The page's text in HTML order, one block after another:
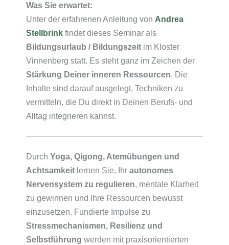
Was Sie erwartet:
Unter der erfahrenen Anleitung von Andrea
Stellbrink findet dieses Seminar als
Bildungsurlaub / Bildungszeit im Kloster
Vinnenberg statt. Es steht ganz im Zeichen der
Stärkung Deiner inneren Ressourcen. Die
Inhalte sind darauf ausgelegt, Techniken zu
vermitteln, die Du direkt in Deinen Berufs- und
Alltag integrieren kannst.
Durch Yoga, Qigong, Atemübungen und
Achtsamkeit lernen Sie, Ihr autonomes
Nervensystem zu regulieren, mentale Klarheit
zu gewinnen und Ihre Ressourcen bewusst
einzusetzen. Fundierte Impulse zu
Stressmechanismen, Resilienz und
Selbstführung werden mit praxisorientierten